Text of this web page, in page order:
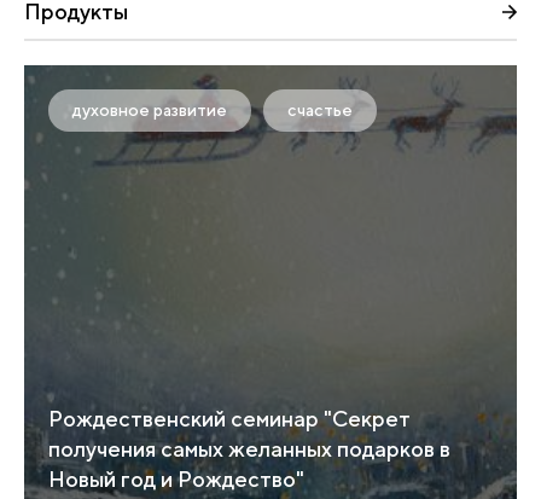
Продукты
духовное развитие счастье
Рождественский семинар "Секрет
получения самых желанных подарков в
Новый год и Рождество"